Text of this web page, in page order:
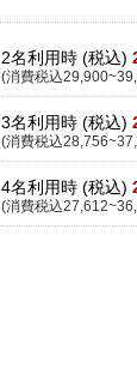
2名利用時 (税込)
(消費税込
3名利用時 (税込)
(消費税込
4名利用時 (税込)
(消費税込